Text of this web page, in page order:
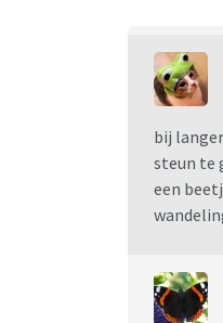
bij
steun te
een